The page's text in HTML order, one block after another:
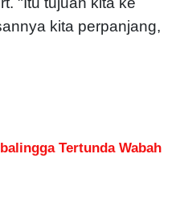
kita perpanjang,
Tertunda Wabah